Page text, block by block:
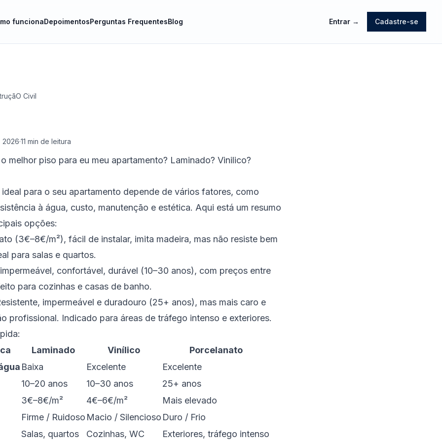
funcionaDepoimentosPerguntas FrequentesBlog Entrar → Cadastre-se
Civil
2026·11 min de leitura
melhor piso para eu meu apartamento? Laminado? Vinilico?
para o seu apartamento depende de vários fatores, como
à água, custo, manutenção e estética. Aqui está um resumo
opções:
(3€–8€/m²), fácil de instalar, imita madeira, mas não resiste bem
para salas e quartos.
confortável, durável (10–30 anos), com preços entre
para cozinhas e casas de banho.
impermeável e duradouro (25+ anos), mas mais caro e
profissional. Indicado para áreas de tráfego intenso e exteriores.
Laminado Vinílico
Porcelanato
Baixa Excelente
Excelente
10–20 anos
10–30 anos
25+ anos
3€–8€/m²
4€–6€/m²
Mais elevado
Firme / Ruidoso Macio / Silencioso Duro / Frio
Salas, quartos
Cozinhas, WC Exteriores, tráfego intenso